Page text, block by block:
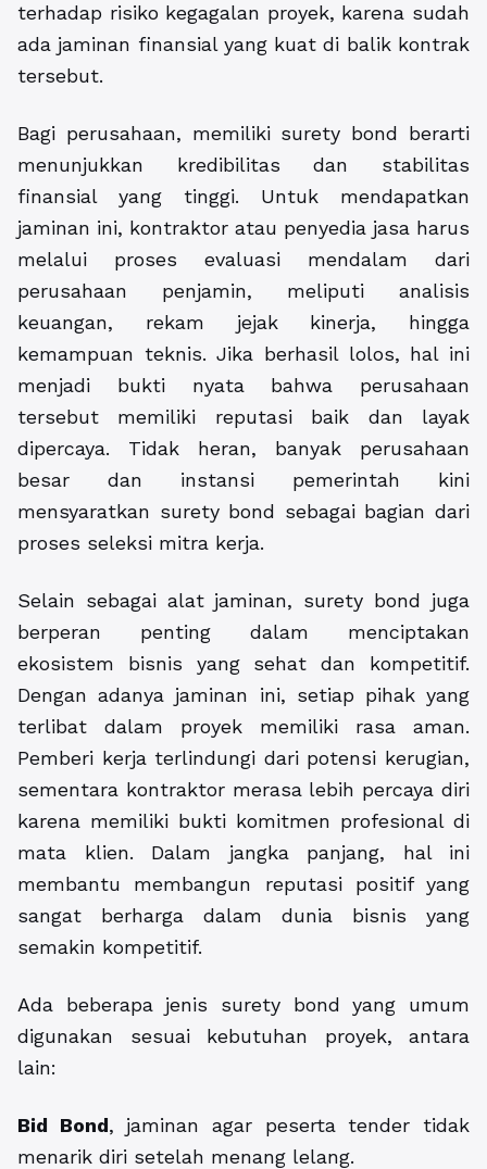
terhadap risiko kegagalan proyek, karena sudah
ada jaminan finansial yang kuat di balik kontrak
tersebut.
Bagi perusahaan, memiliki surety bond berarti
menunjukkan kredibilitas dan stabilitas
finansial yang tinggi. Untuk mendapatkan
jaminan ini, kontraktor atau penyedia jasa harus
melalui proses evaluasi mendalam dari
perusahaan penjamin, meliputi analisis
keuangan, rekam jejak kinerja, hingga
kemampuan teknis. Jika berhasil lolos, hal ini
menjadi bukti nyata bahwa perusahaan
tersebut memiliki reputasi baik dan layak
dipercaya. Tidak heran, banyak perusahaan
besar dan instansi pemerintah kini
mensyaratkan surety bond sebagai bagian dari
proses seleksi mitra kerja.
Selain sebagai alat jaminan, surety bond juga
berperan penting dalam menciptakan
ekosistem bisnis yang sehat dan kompetitif.
Dengan adanya jaminan ini, setiap pihak yang
terlibat dalam proyek memiliki rasa aman.
Pemberi kerja terlindungi dari potensi kerugian,
sementara kontraktor merasa lebih percaya diri
karena memiliki bukti komitmen profesional di
mata klien. Dalam jangka panjang, hal ini
membantu membangun reputasi positif yang
sangat berharga dalam dunia bisnis yang
semakin kompetitif.
Ada beberapa jenis surety bond yang umum
digunakan sesuai kebutuhan proyek, antara
lain:
Bid Bond, jaminan agar peserta tender tidak
menarik diri setelah menang lelang.